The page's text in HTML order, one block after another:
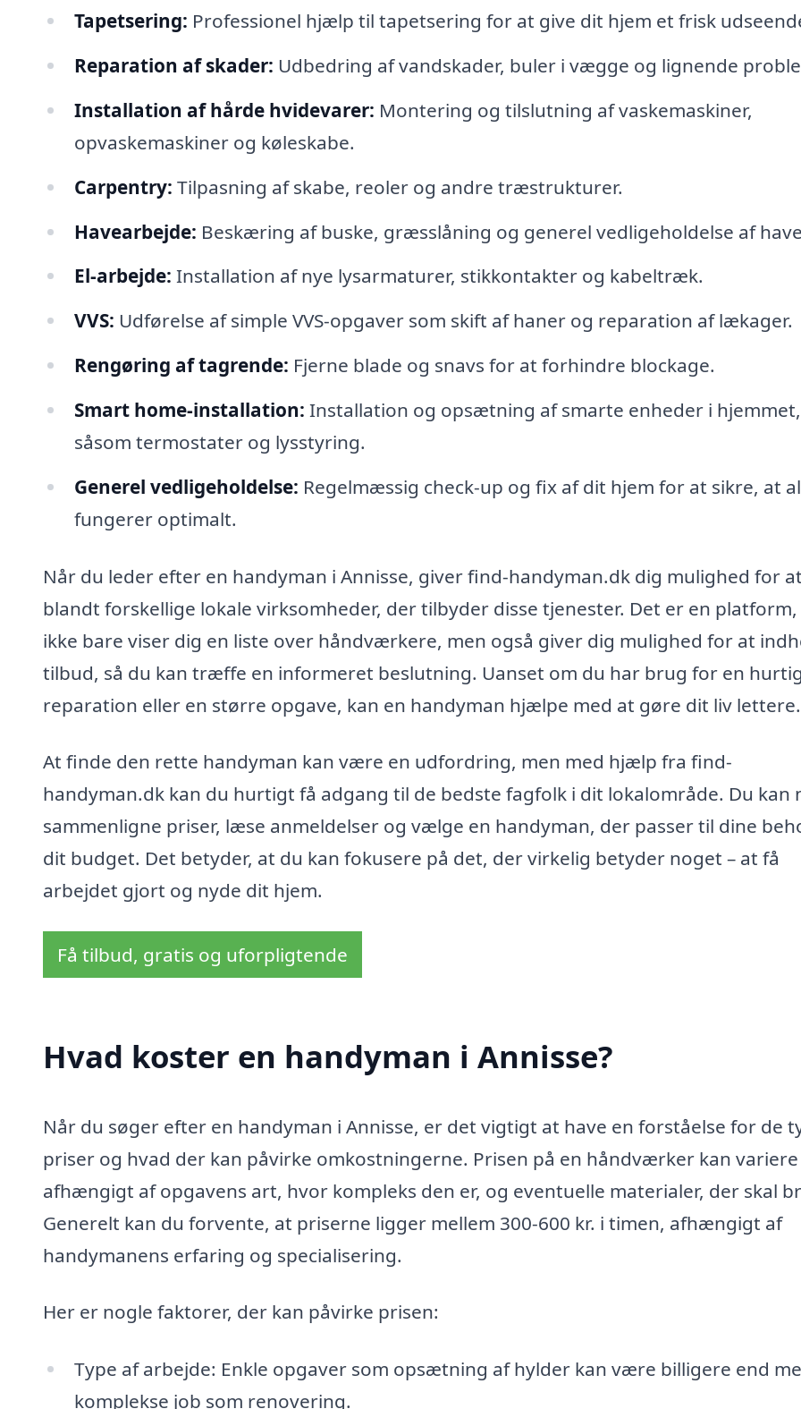
Tapetsering: Professionel hjælp til tapetsering for at give dit hjem et frisk
Reparation af skader: Udbedring af vandskader, buler i vægge og lignende
Installation af hårde hvidevarer: Montering og tilslutning af vaskemaskiner,
opvaskemaskiner og køleskabe.
Carpentry: Tilpasning af skabe, reoler og andre træstrukturer.
Havearbejde: Beskæring af buske, græsslåning og generel vedligeholdelse af
El-arbejde: Installation af nye lysarmaturer, stikkontakter og kabeltræk.
VVS: Udførelse af simple VVS-opgaver som skift af haner og reparation af lækager.
Rengøring af tagrende: Fjerne blade og snavs for at forhindre blockage.
Smart home-installation: Installation og opsætning af smarte enheder i hjemmet,
såsom termostater og lysstyring.
Generel vedligeholdelse: Regelmæssig check-up og fix af dit hjem for at sikre, at
fungerer optimalt.
Når du leder efter en handyman i Annisse, giver find-handyman.dk dig mulighed for
blandt forskellige lokale virksomheder, der tilbyder disse tjenester. Det er en
ikke bare viser dig en liste over håndværkere, men også giver dig mulighed for at
tilbud, så du kan træffe en informeret beslutning. Uanset om du har brug for en hurtig
reparation eller en større opgave, kan en handyman hjælpe med at gøre dit liv lettere.
At finde den rette handyman kan være en udfordring, men med hjælp fra find-
handyman.dk kan du hurtigt få adgang til de bedste fagfolk i dit lokalområde. Du kan
sammenligne priser, læse anmeldelser og vælge en handyman, der passer til dine
dit budget. Det betyder, at du kan fokusere på det, der virkelig betyder noget – at få
arbejdet gjort og nyde dit hjem.
Få tilbud, gratis og uforpligtende
Hvad koster en handyman i Annisse?
Når du søger efter en handyman i Annisse, er det vigtigt at have en forståelse for de
priser og hvad der kan påvirke omkostningerne. Prisen på en håndværker kan variere
afhængigt af opgavens art, hvor kompleks den er, og eventuelle materialer, der skal
Generelt kan du forvente, at priserne ligger mellem 300-600 kr. i timen, afhængigt af
handymanens erfaring og specialisering.
Her er nogle faktorer, der kan påvirke prisen:
Type af arbejde: Enkle opgaver som opsætning af hylder kan være billigere end
komplekse job som renovering.